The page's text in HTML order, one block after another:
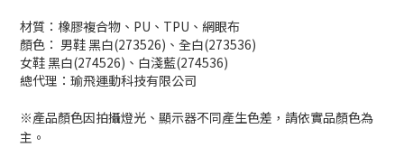
材質：橡膠複合物、PU、TPU、網眼布
顏色： 男鞋 黑白(273526)、全白(273536)
女鞋黑白(274526)、白淺藍(274536)
總代理：瑜飛運動科技有限公司
※產品顏色因拍攝燈光、顯示器不同產生色差，請依實品顏色為
主。